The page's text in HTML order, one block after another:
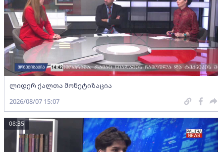
ლიდერ ქალთა მონეტიზაცია
2026/08/07 15:07
08:35